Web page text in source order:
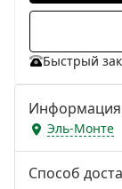
Быстрый
Информация
Эль-Монте
Способ